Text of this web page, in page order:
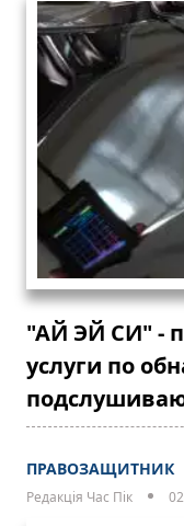
"АЙ ЭЙ СИ" -
услуги по
ПРАВОЗАЩИТНИК
Редакція Час Пік